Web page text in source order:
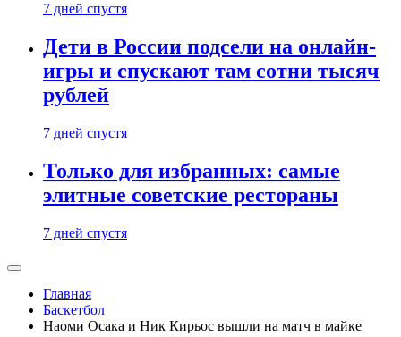
7 дней спустя
Дети в России подсели на онлайн-
игры и спускают там сотни тысяч
рублей
7 дней спустя
Только для избранных: самые
элитные советские рестораны
7 дней спустя
Главная
Баскетбол
Наоми Осака и Ник Кирьос вышли на матч в майке